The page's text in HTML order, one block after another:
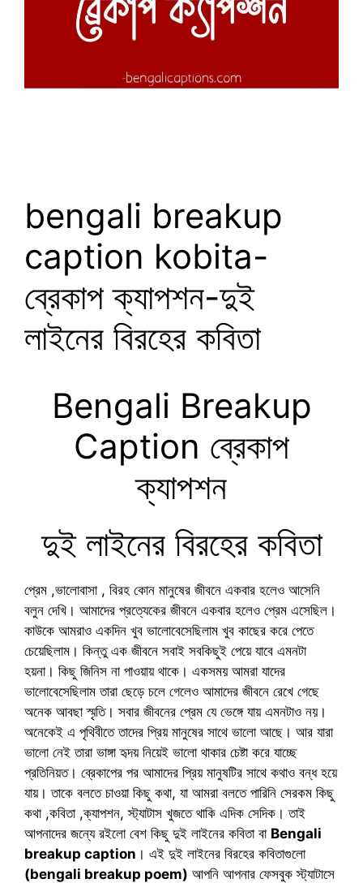
bengali breakup
caption kobita-
ব্রেকাপ ক্যাপশন-দুই
লাইনের বিরহের কবিতা
Bengali Breakup
Caption ব্রেকাপ
ক্যাপশন
দুই লাইনের বিরহের কবিতা
প্রেম ,ভালোবাসা , বিরহ কোন মানুষের জীবনে একবার হলেও আসেনি
বলুন দেখি। আমাদের প্রত্যেকের জীবনে একবার হলেও প্রেম এসেছিল।
কাউকে আমরাও একদিন খুব ভালোবেসেছিলাম খুব কাছের করে পেতে
চেয়েছিলাম। কিন্তু এক জীবনে সবাই সবকিছুই পেয়ে যাবে এমনটা
হয়না। কিছু জিনিস না পাওয়ায় থাকে। একসময় আমরা যাদের
ভালোবেসেছিলাম তারা ছেড়ে চলে গেলেও আমাদের জীবনে রেখে গেছে
অনেক আবছা স্মৃতি। সবার জীবনের প্রেম যে ভেঙ্গে যায় এমনটাও নয়।
অনেকেই এ পৃথিবীতে তাদের প্রিয় মানুষের সাথে ভালো আছে। আর যারা
ভালো নেই তারা ভাঙ্গা হৃদয় নিয়েই ভালো থাকার চেষ্টা করে যাচ্ছে
প্রতিনিয়ত। ব্রেকাপের পর আমাদের প্রিয় মানুষটির সাথে কথাও বন্ধ হয়ে
যায়। তাকে বলতে চাওয়া কিছু কথা, যা আমরা বলতে পারিনি সেরকম কিছু
কথা ,কবিতা ,ক্যাপশন, স্ট্যাটাস খুজতে থাকি এদিক সেদিক। তাই
আপনাদের জন্যে রইলো বেশ কিছু দুই লাইনের কবিতা বা Bengali
breakup caption । এই দুই লাইনের বিরহের কবিতাগুলো
(bengali breakup poem) আপনি আপনার ফেসবুক স্ট্যাটাসে